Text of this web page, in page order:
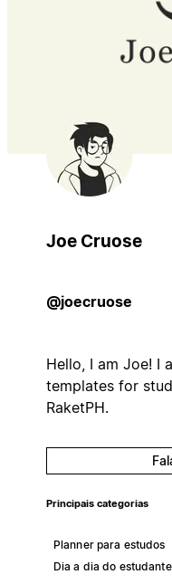
Joe Cruose
@joecruose
Hello, I am Joe! I
templates for
RaketPH.
Principais categorias
Planner para estudos
Dia a dia do estudante